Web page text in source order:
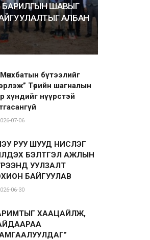
ШАВЫГ
АЛБАН
бүтээлийг
Төрийн шагналын
хүндийг нүүрстэй
07-06
РУУ ШУУД НИСЛЭГ
БЭЛТГЭЛ АЖЛЫН
УУЛЗАЛТ
БАЙГУУЛАВ
06-30
ХААЦАЙЛЖ,